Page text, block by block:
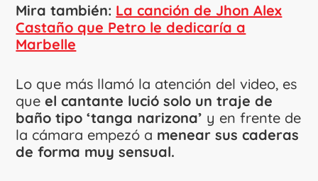
Mira también: La canción de Jhon Alex
Castaño que Petro le dedicaría a
Marbelle
Lo que más llamó la atención del video, es
queel cantante lució solo un traje de
baño tipo ‘tanga narizona’ y en frente de
la cámara empezó a menear sus caderas
de forma muy sensual.